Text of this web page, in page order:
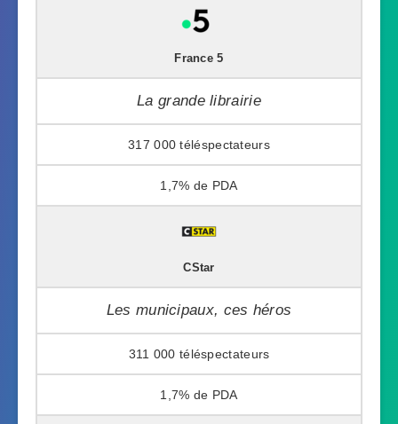
France 5
La grande librairie
317 000
1,7%
CStar
Les municipaux, ces héros
311 000
1,7%